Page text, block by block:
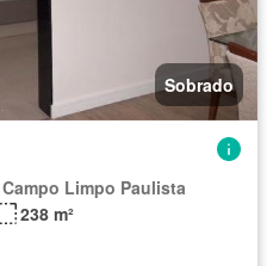
Sobrado
Limpo Paulista
238 m²